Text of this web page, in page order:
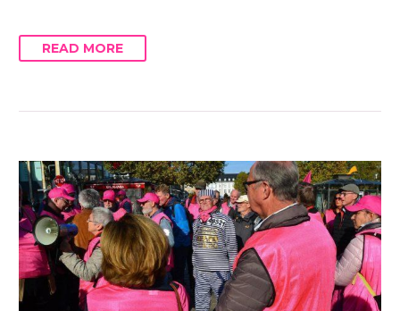
READ MORE